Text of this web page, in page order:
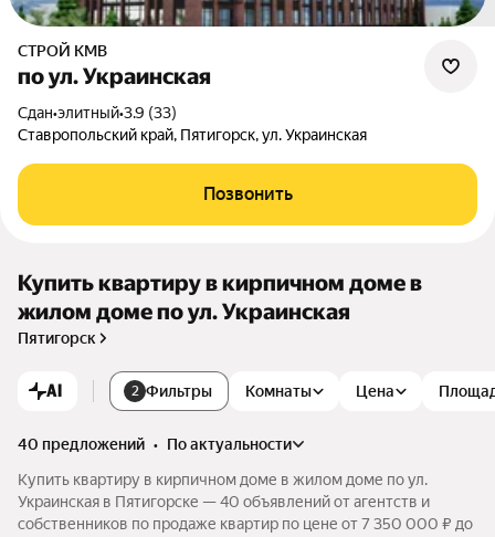
СТРОЙ КМВ
по ул. Украинская
Сдан•элитный•3.9 (33)
Ставропольский край, Пятигорск,ул. Украинская
Позвонить
Купить квартиру в кирпичном доме в
жилом доме по ул. Украинская
Пятигорск
AI 2 Фильтры Комнаты Цена
40 предложений •
по актуальности
Купить квартиру в кирпичном доме в жилом доме по ул.
Украинская в Пятигорске — 40 объявлений от агентств и
собственников по продаже квартир по цене от 7 350 000 ₽ до